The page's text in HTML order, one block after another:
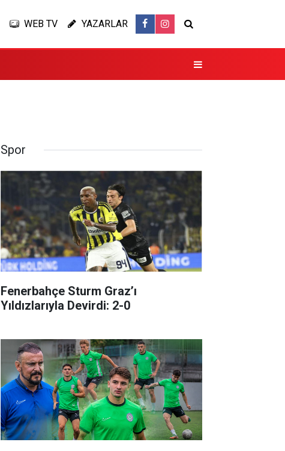
WEB TV YAZARLAR
Spor
Fenerbahçe Sturm Graz’ı
Yıldızlarıyla Devirdi: 2-0